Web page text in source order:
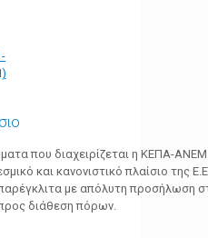
που διαχειρίζεται η ΚΕΠΑ-
και κανονιστικό πλαίσιο της
με απόλυτη προσήλωση
διάθεση πόρων.